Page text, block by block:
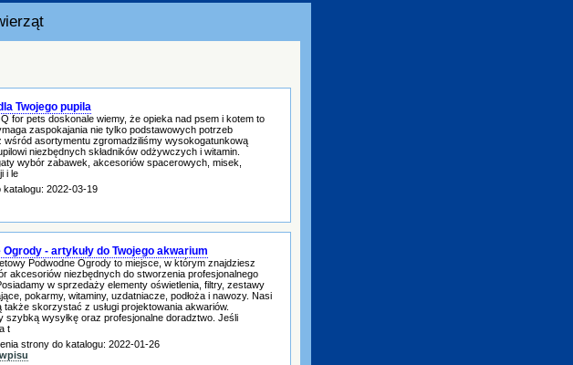
Twojego pupila
for pets doskonale wiemy, że opieka nad psem i kotem to
zaspokajania nie tylko podstawowych potrzeb
wśród asortymentu zgromadziliśmy wysokogatunkową
niezbędnych składników odżywczych i witamin.
wybór zabawek, akcesoriów spacerowych, misek,
i le
katalogu: 2022-03-19
Ogrody - artykuły do Twojego akwarium
Podwodne Ogrody to miejsce, w którym znajdziesz
akcesoriów niezbędnych do stworzenia profesjonalnego
w sprzedaży elementy oświetlenia, filtry, zestawy
pokarmy, witaminy, uzdatniacze, podłoża i nawozy. Nasi
także skorzystać z usługi projektowania akwariów.
szybką wysyłkę oraz profesjonalne doradztwo. Jeśli
t
strony do katalogu: 2022-01-26